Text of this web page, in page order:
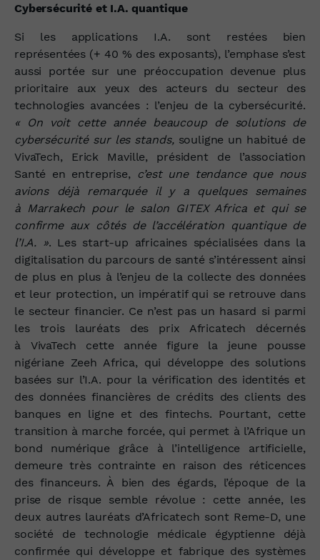
Cybersécurité et I.A. quantique
Si les applications I.A. sont restées bien
représentées (+ 40 % des exposants), l’emphase s’est
aussi portée sur une préoccupation devenue plus
prioritaire aux yeux des acteurs du secteur des
technologies avancées : l’enjeu de la cybersécurité.
« On voit cette année beaucoup de solutions de
cybersécurité sur les stands, souligne un habitué de
VivaTech, Erick Maville, président de l’association
Santé en entreprise,
c’est une tendance que nous
avions déjà remarquée il y a quelques semaines
à Marrakech pour le salon GITEX Africa et qui se
confirme aux côtés de l’accélération quantique de
l’I.A. ». Les start‑up africaines spécialisées dans la
digitalisation du parcours de santé s’intéressent ainsi
de plus en plus à l’enjeu de la collecte des données
et leur protection, un impératif qui se retrouve dans
le secteur financier. Ce n’est pas un hasard si parmi
les trois lauréats des prix Africatech décernés
à VivaTech cette année figure la jeune pousse
nigériane Zeeh Africa, qui développe des solutions
basées sur l’I.A. pour la vérification des identités et
des données financières de crédits des clients des
banques en ligne et des fintechs. Pourtant, cette
transition à marche forcée, qui permet à l’Afrique un
bond numérique grâce à l’intelligence artificielle,
demeure très contrainte en raison des réticences
des financeurs. À bien des égards, l’époque de la
prise de risque semble révolue : cette année, les
deux autres lauréats d’Africatech sont Reme‑D, une
société de technologie médicale égyptienne déjà
confirmée qui développe et fabrique des systèmes